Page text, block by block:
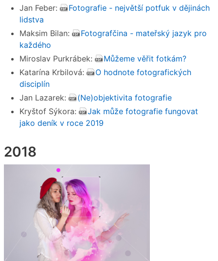
Jan Feber:
Fotografie - největší potfuk v dějinách
lidstva
Maksim Bilan:
Fotografčina - mateřský jazyk pro
každého
Miroslav Purkrábek:
Můžeme věřit fotkám?
Katarína Krbilová:
O hodnote fotografických
disciplín
Jan Lazarek:
(Ne)objektivita fotografie
Kryštof Sýkora:
Jak může fotografie fungovat
jako deník v roce 2019
2018